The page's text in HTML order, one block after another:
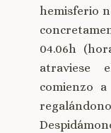
hemisferio
04.06h
atraviese
comienzo